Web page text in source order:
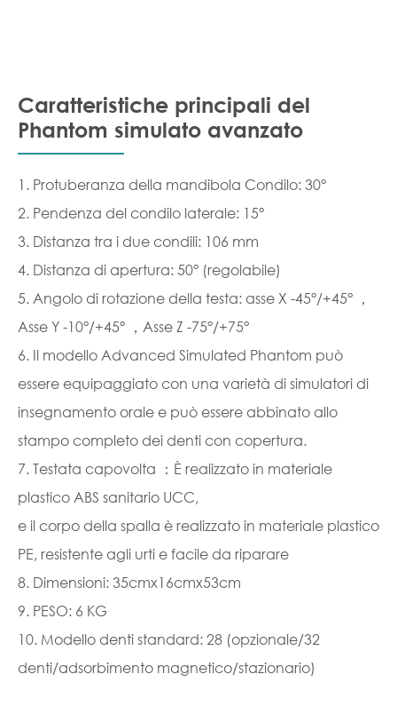
Caratteristiche principali del
Phantom simulato avanzato
1. Protuberanza della mandibola Condilo: 30°
2. Pendenza del condilo laterale: 15°
3. Distanza tra i due condili: 106 mm
4. Distanza di apertura: 50° (regolabile)
5. Angolo di rotazione della testa: asse X -45°/+45° ，
Asse Y -10°/+45° ，Asse Z -75°/+75°
6. Il modello Advanced Simulated Phantom può
essere equipaggiato con una varietà di simulatori di
insegnamento orale e può essere abbinato allo
stampo completo dei denti con copertura.
7. Testata capovolta ：È realizzato in materiale
plastico ABS sanitario UCC,
e il corpo della spalla è realizzato in materiale plastico
PE, resistente agli urti e facile da riparare
8. Dimensioni: 35cmx16cmx53cm
9. PESO: 6 KG
10. Modello denti standard: 28 (opzionale/32
denti/adsorbimento magnetico/stazionario)